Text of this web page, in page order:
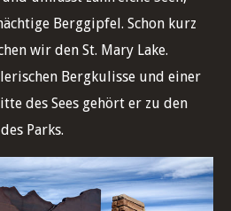
Berggipfel. Schon kurz
wir den St. Mary Lake.
Bergkulisse und einer
des Sees gehört er zu den
Parks.